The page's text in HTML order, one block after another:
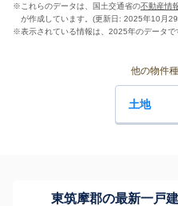
※ これらのデータは、国土交通省の不動産情
が作成しています。(更新日: 2025年10月
※表示されている情報は、2025年のデータで
他の物件
土地
東筑摩郡の最新一戸